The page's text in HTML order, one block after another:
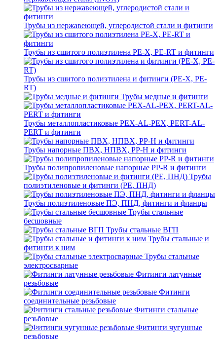
Трубы из нержавеющей, углеродистой стали и фитинги
Трубы из сшитого полиэтилена PE-X, PE-RT и фитинги
Трубы из сшитого полиэтилена и фитинги (PE-X, PE-
RT)
Трубы медные и фитинги
Трубы металлопластиковые PEX-AL-PEX, PERT-AL-
PERT и фитинги
Трубы напорные ПВХ, НПВХ, PP-H и фитинги
Трубы полипропиленовые напорные PP-R и фитинги
Трубы
полиэтиленовые и фитинги (PE, ПНД)
Трубы полиэтиленовые ПЭ, ПНД, фитинги и фланцы
Трубы стальные
бесшовные
Трубы стальные ВГП
Трубы стальные и
фитинги к ним
Трубы стальные
электросварные
Фитинги латунные
резьбовые
Фитинги
соединительные резьбовые
Фитинги стальные
резьбовые
Фитинги чугунные
резьбовые